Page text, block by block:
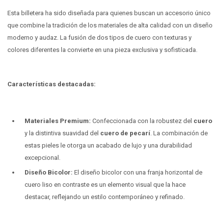
Esta billetera ha sido diseñada para quienes buscan un accesorio único
que combine la tradición de los materiales de alta calidad con un diseño
moderno y audaz. La fusión de dos tipos de cuero con texturas y
colores diferentes la convierte en una pieza exclusiva y sofisticada.
Características destacadas:
Materiales Premium: Confeccionada con la robustez del cuero
y la distintiva suavidad del cuero de pecarí. La combinación de
estas pieles le otorga un acabado de lujo y una durabilidad
excepcional.
Diseño Bicolor: El diseño bicolor con una franja horizontal de
cuero liso en contraste es un elemento visual que la hace
destacar, reflejando un estilo contemporáneo y refinado.